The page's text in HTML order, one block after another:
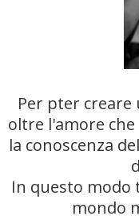
Per pter creare
oltre l'amore
la conoscenza
In questo modo
mondo